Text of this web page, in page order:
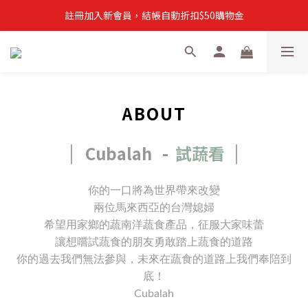
註冊加入新會員，結帳自動折扣$50購物金
註冊加入新會員，結帳自動折扣$50購物金
常溫滿$899即享免運
註冊加入新會員，結帳自動折扣$50購物金
ABOUT
Cubalah - 試蔬看
你的一口將為世界帶來改變
兩位馬來西亞的台灣媳婦
希望用家鄉的蔬南洋蔬食產品，征服大家味蕾
讓想嚐試蔬食的朋友勇敢踏上蔬食的道路
你的過去我們無法參與，未來在蔬食的道路上我們奉陪到
底！
Cubalah